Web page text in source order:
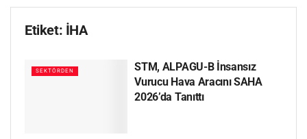
Etiket: İHA
SEKTÖRDEN
STM, ALPAGU-B İnsansız
Vurucu Hava Aracını SAHA
2026’da Tanıttı